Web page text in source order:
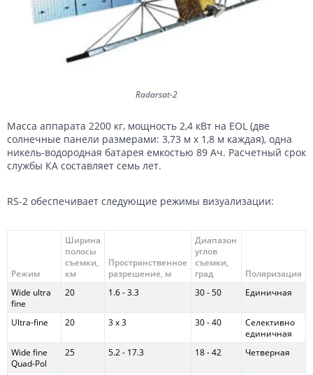
Radarsat-2
Масса аппарата 2200 кг, мощность 2,4 кВт на EOL (две
солнечные панели размерами: 3,73 м х 1,8 м каждая), одна
никель-водородная батарея емкостью 89 Ач. Расчетный срок
службы КА составляет семь лет.
RS-2 обеспечивает следующие режимы визуализации:
Режим
Ширина
полосы
съемки,
км
Пространственное
разрешение, м
Диапазон
углов
съемки,
град
Поляризация
Wide ultra
fine
20 1.6 - 3.3 30 - 50 Единичная
Ultra-fine 20 3 x 3 30 - 40
Селективно
единичная
Wide fine
Quad-Pol
25 5.2 - 17.3 18 - 42 Четверная